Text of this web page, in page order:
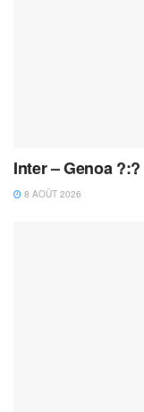
Inter – Genoa ?:?
8 AOÛT 2026